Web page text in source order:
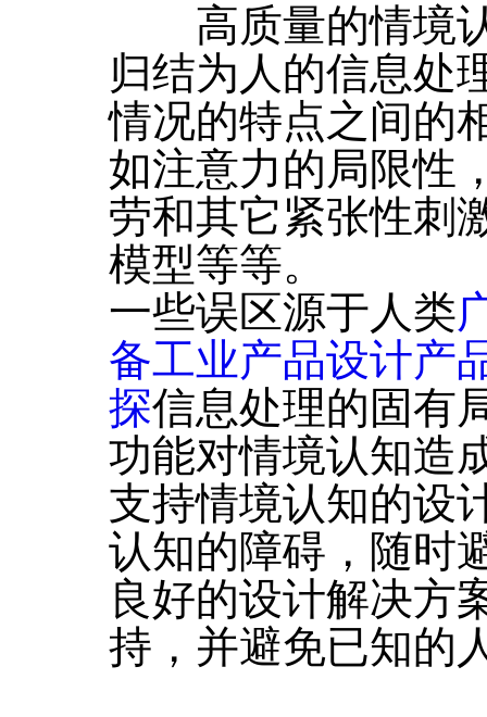
高质量的情境认
归结为人的信息处
情况的特点之间的
如注意力的局限性
劳和其它紧张性刺
模型等等。
一些误区源于人类
备工业产品设计产
探信息处理的固有
功能对情境认知造
支持情境认知的设
认知的障碍，随时
良好的设计解决方
持，并避免已知的